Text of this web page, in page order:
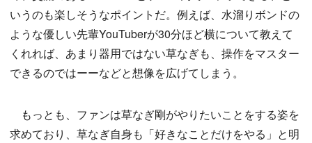
いうのも楽しそうなポイントだ。例えば、水溜りボンドの
ような優しい先輩YouTuberが30分ほど横について教えて
くれれば、あまり器用ではない草なぎも、操作をマスター
できるのではーーなどと想像を広げてしまう。
もっとも、ファンは草なぎ剛がやりたいことをする姿を
求めており、草なぎ自身も「好きなことだけをやる」と明